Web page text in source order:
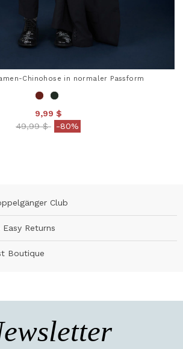
Chinohose in normaler Passform
9,99 $
Price reduced from
49,99 $to-80%
Club
Returns
Boutique